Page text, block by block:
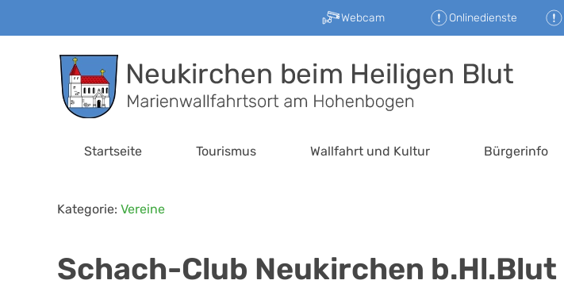
Zum Hauptinhalt springen
Webcam Onlinedienste
Startseite Tourismus Wallfahrt und Kultur Bürgerinfo
Kategorie: Vereine
Schach-Club Neukirchen b.Hl.Blut